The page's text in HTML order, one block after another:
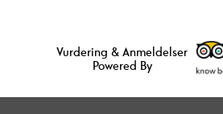
Vurdering & Anmeldelser
Powered By